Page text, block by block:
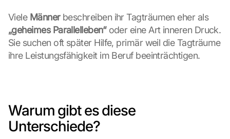
Viele Männer
beschreiben ihr Tagträumen eher als
„geheimes Parallelleben“ oder eine Art inneren Druck.
Sie suchen oft später Hilfe, primär weil die Tagträume
ihre Leistungsfähigkeit im Beruf beeinträchtigen.
Warum gibt es diese
Unterschiede?
m
s
i
m
i
e
d